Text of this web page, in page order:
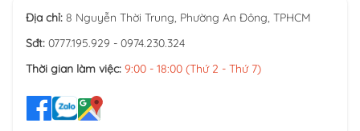
Địa chỉ: 8 Nguyễn Thời Trung, Phường An Đông, TPHCM
Sđt: 0777.195.929 - 0974.230.324
Thời gian làm việc: 9:00 - 18:00 (Thứ 2 - Thứ 7)